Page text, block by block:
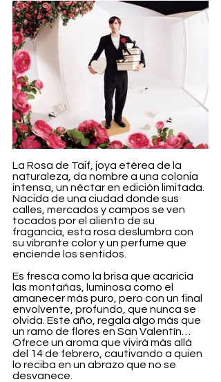
La Rosa de Taif, joya etérea de la
naturaleza, da nombre a una colonia
intensa, un néctar en edición limitada.
Nacida de una ciudad donde sus
calles, mercados y campos se ven
tocados por el aliento de su
fragancia, esta rosa deslumbra con
su vibrante color y un perfume que
enciende los sentidos.
Es fresca como la brisa que acaricia
las montañas, luminosa como el
amanecer más puro, pero con un final
envolvente, profundo, que nunca se
olvida. Este año, regala algo más que
un ramo de flores en San Valentín…
Ofrece un aroma que vivirá más allá
del 14 de febrero, cautivando a quien
lo reciba en un abrazo que no se
desvanece.